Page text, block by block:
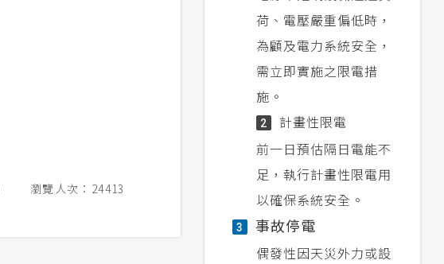
瀏覽人次：24413
荷、電壓嚴重偏低時，
為顧及電力系統安全，
需立即實施之限電措
施。
2
計畫性限電
前一日預估隔日電能不
足，執行計畫性限電用
以確保系統安全。
3 事故停電
偶發性因天災外力或設